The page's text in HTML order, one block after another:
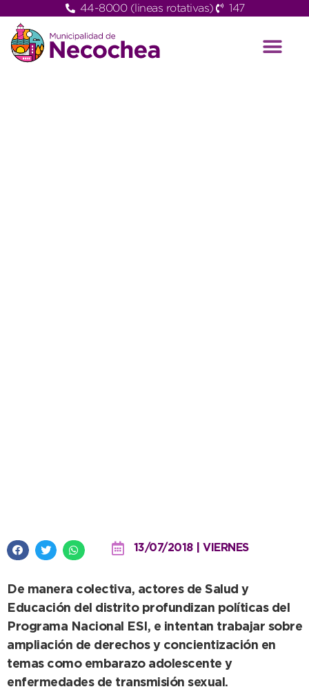
44-8000 (lineas rotativas) 147
13/07/2018 | VIERNES
De manera colectiva, actores de Salud y
Educación del distrito profundizan políticas del
Programa Nacional ESI, e intentan trabajar sobre
ampliación de derechos y concientización en
temas como embarazo adolescente y
enfermedades de transmisión sexual.